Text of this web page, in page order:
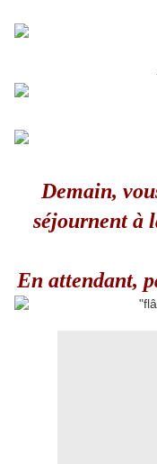
Demain,
séjournent à
En attendant,